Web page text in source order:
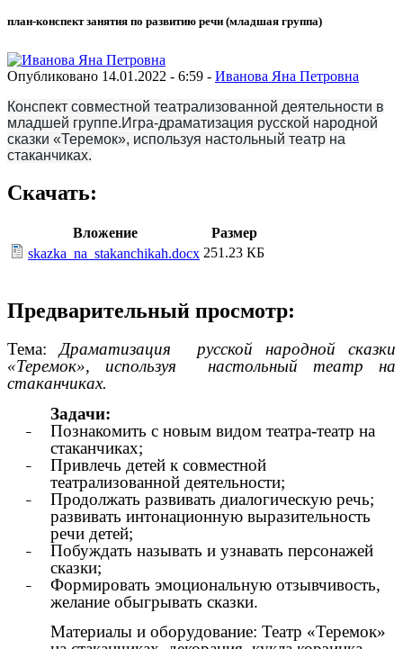
план-конспект занятия по развитию речи (младшая группа)
Опубликовано 14.01.2022 - 6:59 - Иванова Яна Петровна
Конспект совместной театрализованной деятельности в
младшей группе.Игра-драматизация русской народной
сказки «Теремок», используя настольный театр на
стаканчиках.
Скачать:
Вложение
Размер
skazka_na_stakanchikah.docx 251.23 КБ
Предварительный просмотр:
Тема: Драматизация русской народной сказки
«Теремок», используя настольный театр на
стаканчиках.
Задачи:
Познакомить с новым видом театра-театр на
стаканчиках;
Привлечь детей к совместной
театрализованной деятельности;
Продолжать развивать диалогическую речь;
развивать интонационную выразительность
речи детей;
Побуждать называть и узнавать персонажей
сказки;
Формировать эмоциональную отзывчивость,
желание обыгрывать сказки.
Материалы и оборудование: Театр «Теремок»